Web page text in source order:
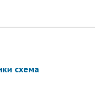
схема